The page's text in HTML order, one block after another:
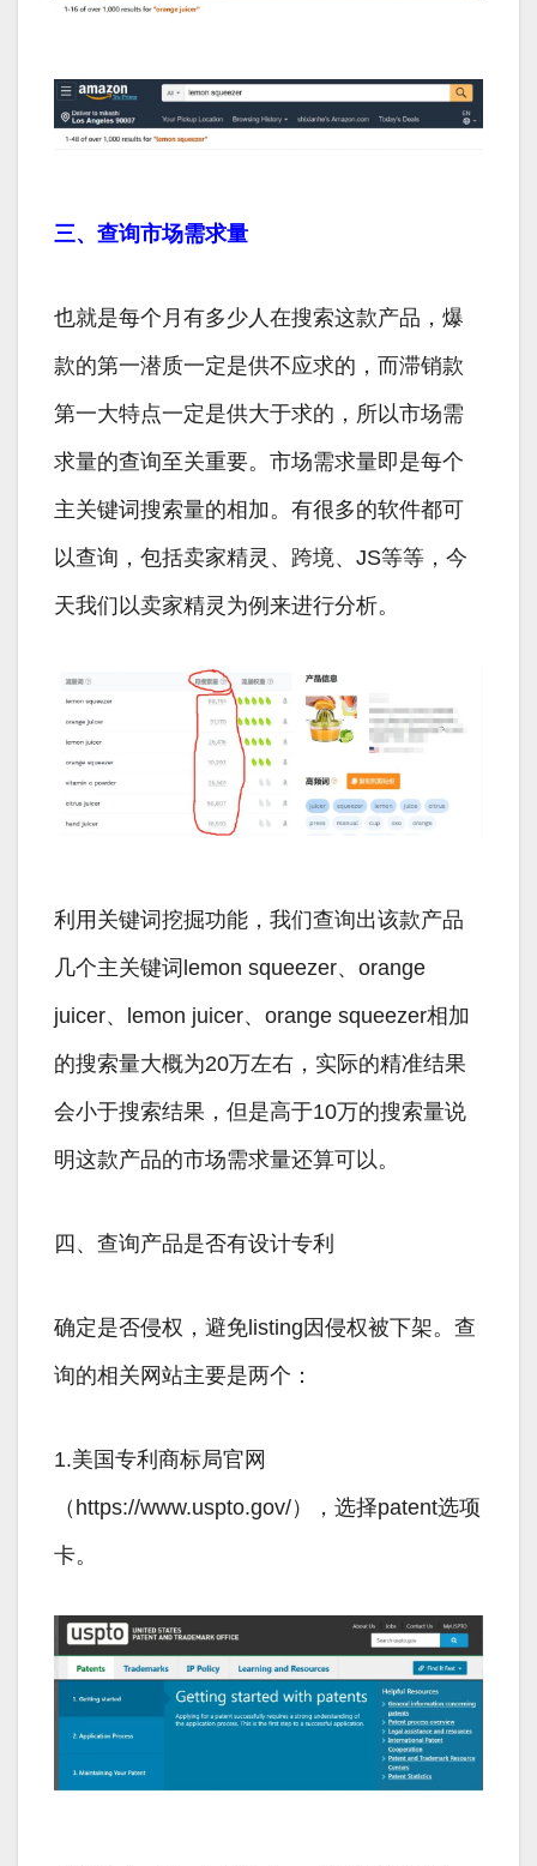
三、查询市场需求量
也就是每个月有多少人在搜索这款产品，爆
款的第一潜质一定是供不应求的，而滞销款
第一大特点一定是供大于求的，所以市场需
求量的查询至关重要。市场需求量即是每个
主关键词搜索量的相加。有很多的软件都可
以查询，包括卖家精灵、跨境、JS等等，今
天我们以卖家精灵为例来进行分析。
利用关键词挖掘功能，我们查询出该款产品
几个主关键词lemon squeezer、orange
juicer、lemon juicer、orange squeezer相加
的搜索量大概为20万左右，实际的精准结果
会小于搜索结果，但是高于10万的搜索量说
明这款产品的市场需求量还算可以。
四、查询产品是否有设计专利
确定是否侵权，避免listing因侵权被下架。查
询的相关网站主要是两个：
1.美国专利商标局官网
（https://www.uspto.gov/），选择patent选项
卡。